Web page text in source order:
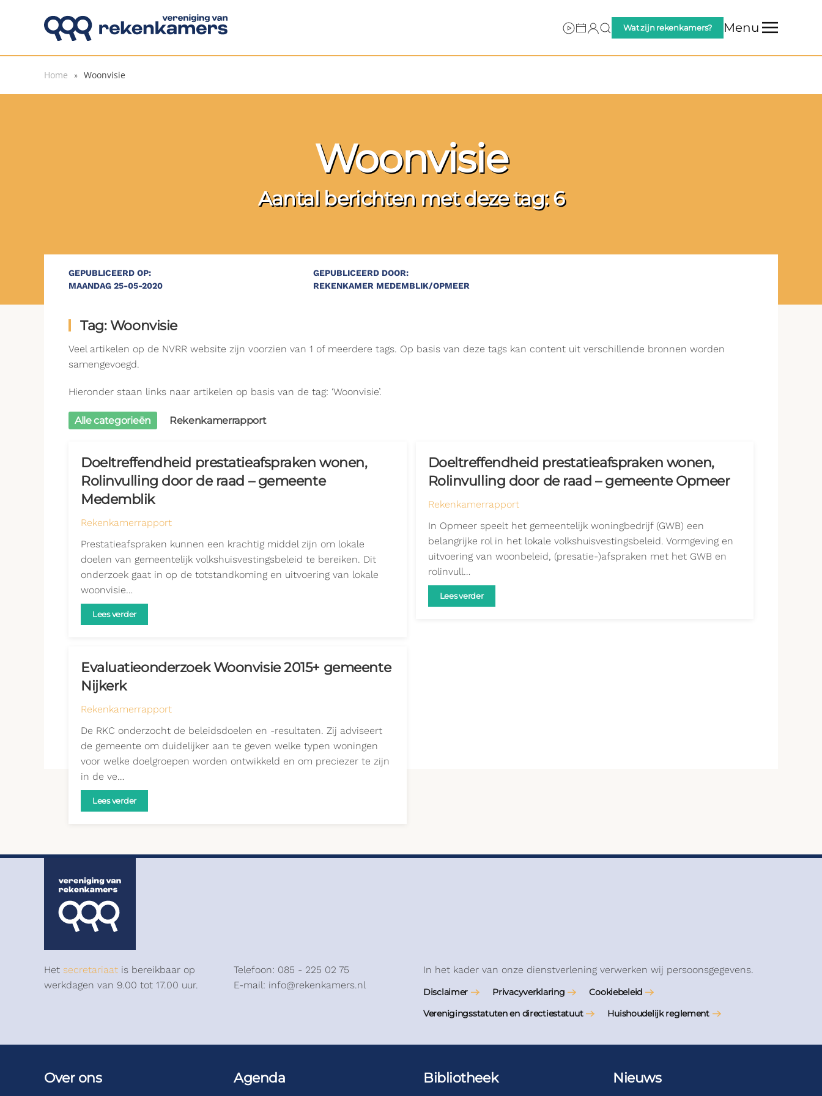
Overslaan en naar de inhoud gaan
Wat zijn rekenkamers? Menu
Home Woonvisie
Woonvisie
Aantal berichten met deze tag: 6
GEPUBLICEERD OP:
MAANDAG 25-05-2020
GEPUBLICEERD DOOR:
REKENKAMER MEDEMBLIK/OPMEER
Tag: Woonvisie
Veel artikelen op de NVRR website zijn voorzien van 1 of meerdere tags. Op basis van deze tags kan content uit verschillende bronnen worden
samengevoegd.
Hieronder staan links naar artikelen op basis van de tag: ‘Woonvisie’.
Alle categorieën Rekenkamerrapport
Doeltreffendheid prestatieafspraken wonen,
Rolinvulling door de raad – gemeente
Medemblik
Rekenkamerrapport
Prestatieafspraken kunnen een krachtig middel zijn om lokale
doelen van gemeentelijk volkshuisvestingsbeleid te bereiken. Dit
onderzoek gaat in op de totstandkoming en uitvoering van lokale
woonvisie…
Lees verder
Doeltreffendheid prestatieafspraken wonen,
Rolinvulling door de raad – gemeente Opmeer
Rekenkamerrapport
In Opmeer speelt het gemeentelijk woningbedrijf (GWB) een
belangrijke rol in het lokale volkshuisvestingsbeleid. Vormgeving en
uitvoering van woonbeleid, (presatie-)afspraken met het GWB en
rolinvull…
Lees verder
Evaluatieonderzoek Woonvisie 2015+ gemeente
Nijkerk
Rekenkamerrapport
De RKC onderzocht de beleidsdoelen en -resultaten. Zij adviseert
de gemeente om duidelijker aan te geven welke typen woningen
voor welke doelgroepen worden ontwikkeld en om preciezer te zijn
in de ve…
Lees verder
Het secretariaat is bereikbaar op
werkdagen van 9.00 tot 17.00 uur.
Telefoon: 085 - 225 02 75
E-mail: info@rekenkamers.nl
In het kader van onze dienstverlening verwerken wij persoonsgegevens.
Disclaimer Privacyverklaring
Cookiebeleid
Verenigingsstatuten en directiestatuut
Huishoudelijk reglement
Over ons Agenda Bibliotheek Nieuws